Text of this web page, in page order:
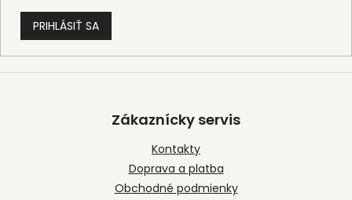
PRIHLÁSIŤ SA
Z
Zákaznícky servis
Kontakty
Doprava a platba
Obchodné podmienky